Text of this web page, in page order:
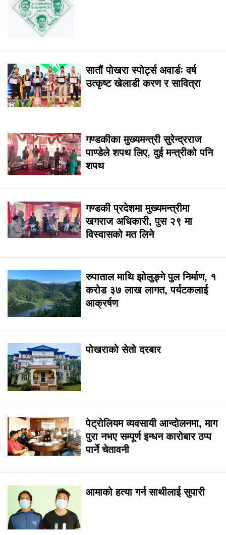
सातौं पोखरा स्पोर्ट्स अवार्डः वर्ष
उत्कृष्ट खेलाडी करण र सावित्रा
गण्डकीका मुख्यमन्त्री सुरेन्द्रराज
पाण्डेले शपथ लिए, दुई मन्त्रीको पनि
शपथ
गण्डकी प्रदेशमा मुख्यमन्त्रीमा
खगराज अधिकारी, पुस २९ मा
विस्वासको मत लिने
रुपाताल माथि झोलुङ्गे पुल निर्माण, १
करोड ३७ लाख लागत, पर्यटकलाई
आक्रर्षण
पोखराको सेतो दरबार
पेट्रोलियम व्यवसायी आन्दोलनमा, माग
पुरा नभए सम्पूर्ण इन्धन कारोबार ठप्प
पार्ने चेतावनी
आमाको हत्या गर्न साथीलाई सुपारी